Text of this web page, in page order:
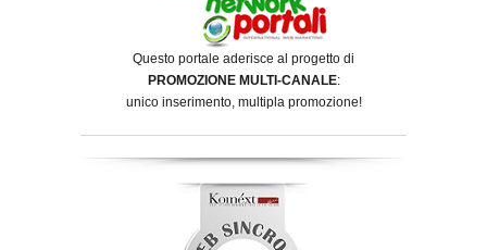
Questo portale aderisce al progetto di
PROMOZIONE MULTI-CANALE:
unico inserimento, multipla promozione!